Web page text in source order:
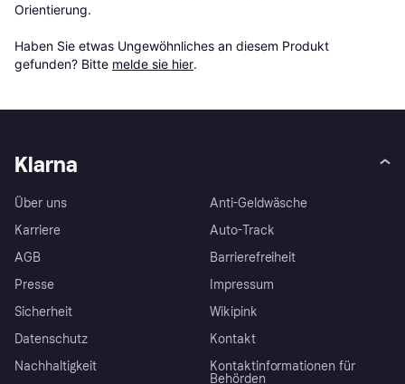
Orientierung.
Haben Sie etwas Ungewöhnliches an diesem Produkt
gefunden? Bitte melde sie hier.
Klarna
Über uns
Karriere
AGB
Presse
Sicherheit
Datenschutz
Nachhaltigkeit
Anti-Geldwäsche
Auto-Track
Barrierefreiheit
Impressum
Wikipink
Kontakt
Kontaktinformationen für
Behörden